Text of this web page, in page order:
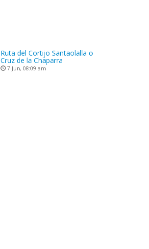
Ruta del Cortijo Santaolalla o
Cruz de la Chaparra
7 Jun, 08:09 am